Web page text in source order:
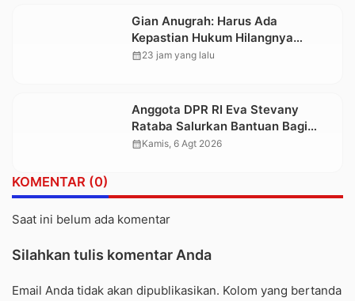
Gian Anugrah: Harus Ada
Kepastian Hukum Hilangnya
Stoner, Agar Keluarga tidak Larut
calendar_month23 jam yang lalu
Anggota DPR RI Eva Stevany
Rataba Salurkan Bantuan Bagi
Warga Terdampak Longsor di
calendar_monthKamis, 6 Agt 2026
KOMENTAR (0)
Saat ini belum ada komentar
Silahkan tulis komentar Anda
Email Anda tidak akan dipublikasikan. Kolom yang bertanda